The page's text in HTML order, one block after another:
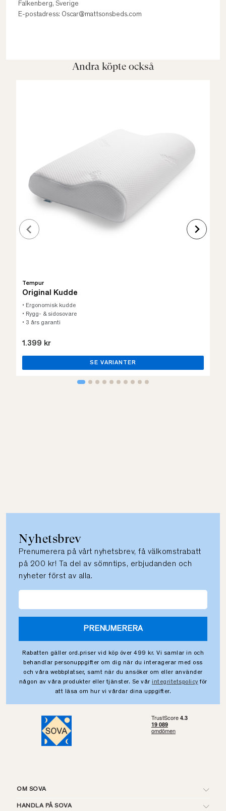
Falkenberg, Sverige
E-postadress: Oscar@mattsonsbeds.com
Andra köpte också
Tempur
Original Kudde
• Ergonomisk kudde
• Rygg- & sidosovare
• 3 års garanti
1.399 kr
SE VARIANTER
Nyhetsbrev
Prenumerera på vårt nyhetsbrev, få välkomstrabatt
på 200 kr! Ta del av sömntips, erbjudanden och
nyheter först av alla.
PRENUMERERA
Rabatten gäller ord.priser vid köp över 499 kr. Vi samlar in och
behandlar personuppgifter om dig när du interagerar med oss
och våra webbplatser, samt när du ansöker om eller använder
någon av våra produkter eller tjänster. Se vår integritetspolicy för
att läsa om hur vi vårdar dina uppgifter.
OM SOVA
HANDLA PÅ SOVA